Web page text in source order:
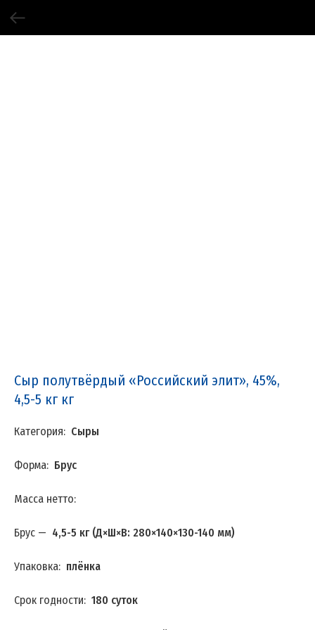
Сыр полутвёрдый «Российский элит», 45%,
4,5-5 кг кг
Категория: Сыры
Форма: Брус
Масса нетто:
Брус — 4,5-5 кг (Д×Ш×В: 280×140×130-140 мм)
Упаковка: плёнка
Срок годности: 180 суток